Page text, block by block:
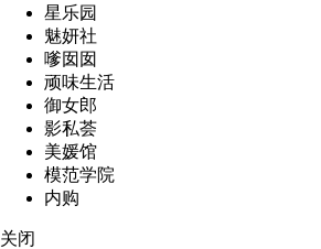
星乐园
魅妍社
嗲囡囡
顽味生活
御女郎
影私荟
美媛馆
模范学院
内购
关闭